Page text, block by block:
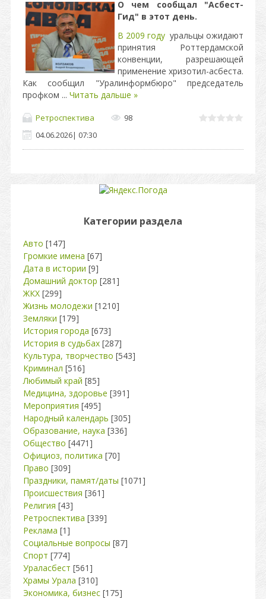
О чем сообщал "Асбест-
Гид" в этот день.
В 2009 году уральцы ожидают
принятия Роттердамской
конвенции, разрешающей
применение хризотил-асбеста.
Как сообщил "Уралинформбюро" председатель
профком ... Читать дальше »
Ретроспектива
98
04.06.2026| 07:30
Категории раздела
Авто [147]
Громкие имена [67]
Дата в истории [9]
Домашний доктор [281]
ЖКХ [299]
Жизнь молодежи [1210]
Земляки [179]
История города [673]
История в судьбах [287]
Культура, творчество [543]
Криминал [516]
Любимый край [85]
Медицина, здоровье [391]
Мероприятия [495]
Народный календарь [305]
Образование, наука [336]
Общество [4471]
Официоз, политика [70]
Право [309]
Праздники, памят/даты [1071]
Происшествия [361]
Религия [43]
Ретроспектива [339]
Реклама [1]
Социальные вопросы [87]
Спорт [774]
Ураласбест [561]
Храмы Урала [310]
Экономика, бизнес [175]